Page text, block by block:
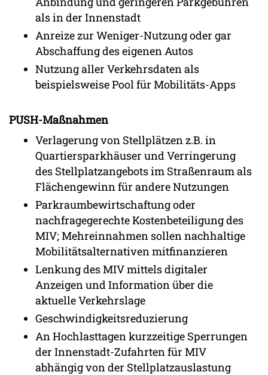
als in der Innenstadt
Anreize zur Weniger-Nutzung oder gar
Abschaffung des eigenen Autos
Nutzung aller Verkehrsdaten als
beispielsweise Pool für Mobilitäts-Apps
PUSH-Maßnahmen
Verlagerung von Stellplätzen z.B. in
Quartiersparkhäuser und Verringerung
des Stellplatzangebots im Straßenraum als
Flächengewinn für andere Nutzungen
Parkraumbewirtschaftung oder
nachfragegerechte Kostenbeteiligung des
MIV; Mehreinnahmen sollen nachhaltige
Mobilitätsalternativen mitfinanzieren
Lenkung des MIV mittels digitaler
Anzeigen und Information über die
aktuelle Verkehrslage
Geschwindigkeitsreduzierung
An Hochlasttagen kurzzeitige Sperrungen
der Innenstadt-Zufahrten für MIV
abhängig von der Stellplatzauslastung